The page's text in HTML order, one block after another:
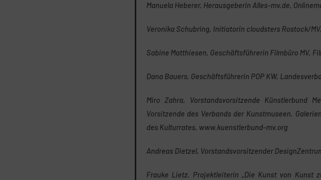
Manuela Heberer, Herausgeberin Alles-mv.de,
Veronika Schubring, Initiatorin cloudsters Rostock/
Sabine Matthiesen, Geschäftsführerin Filmbüro MV,
Dana Bauers, Geschäftsführerin POP KW,
Miro Zahra, Vorstandsvorsitzende Künstlerbund
Vorsitzende des Verbands der Kunstmuseen,
des Kulturrates, www.kuenstlerbund-mv.org
Andreas Dietzel, Vorstandsvorsitzender
Frauke Lietz, Projektleiterin „Die Kunst von Kunst